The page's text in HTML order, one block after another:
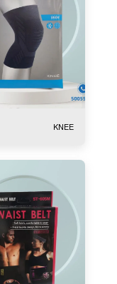
KNEE